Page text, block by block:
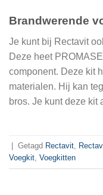
Brandwerende
Je kunt bij Rectavit
Deze heet
component. Deze kit
materialen. Hij kan
bros. Je kunt deze kit
Getagd Rectavit
Voegkit Voegkitten